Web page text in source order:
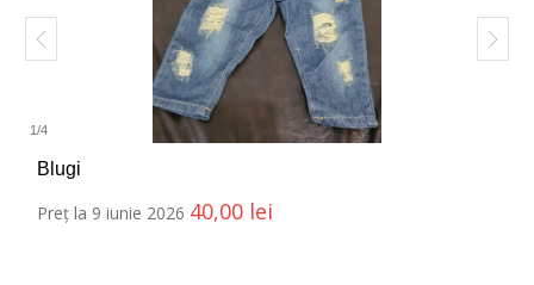
1 /4
Blugi
Preț la 9 iunie 2026 40,00 lei